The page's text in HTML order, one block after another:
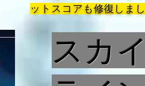
ットスコアも修復しまし
スカイ